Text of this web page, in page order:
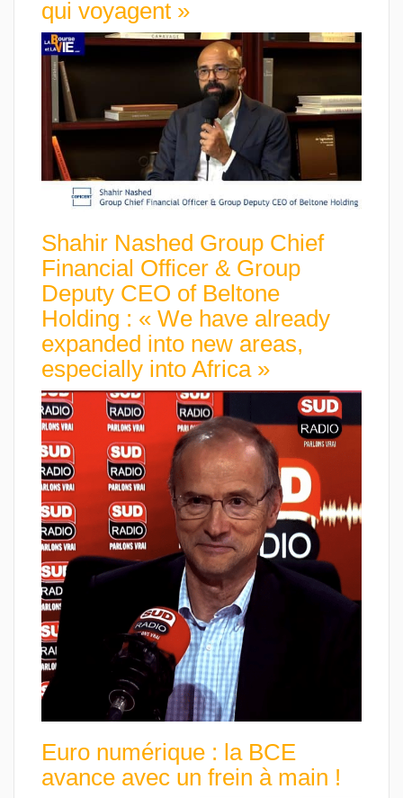
qui voyagent »
Shahir Nashed Group Chief
Financial Officer & Group
Deputy CEO of Beltone
Holding : « We have already
expanded into new areas,
especially into Africa »
Euro numérique : la BCE
avance avec un frein à main !